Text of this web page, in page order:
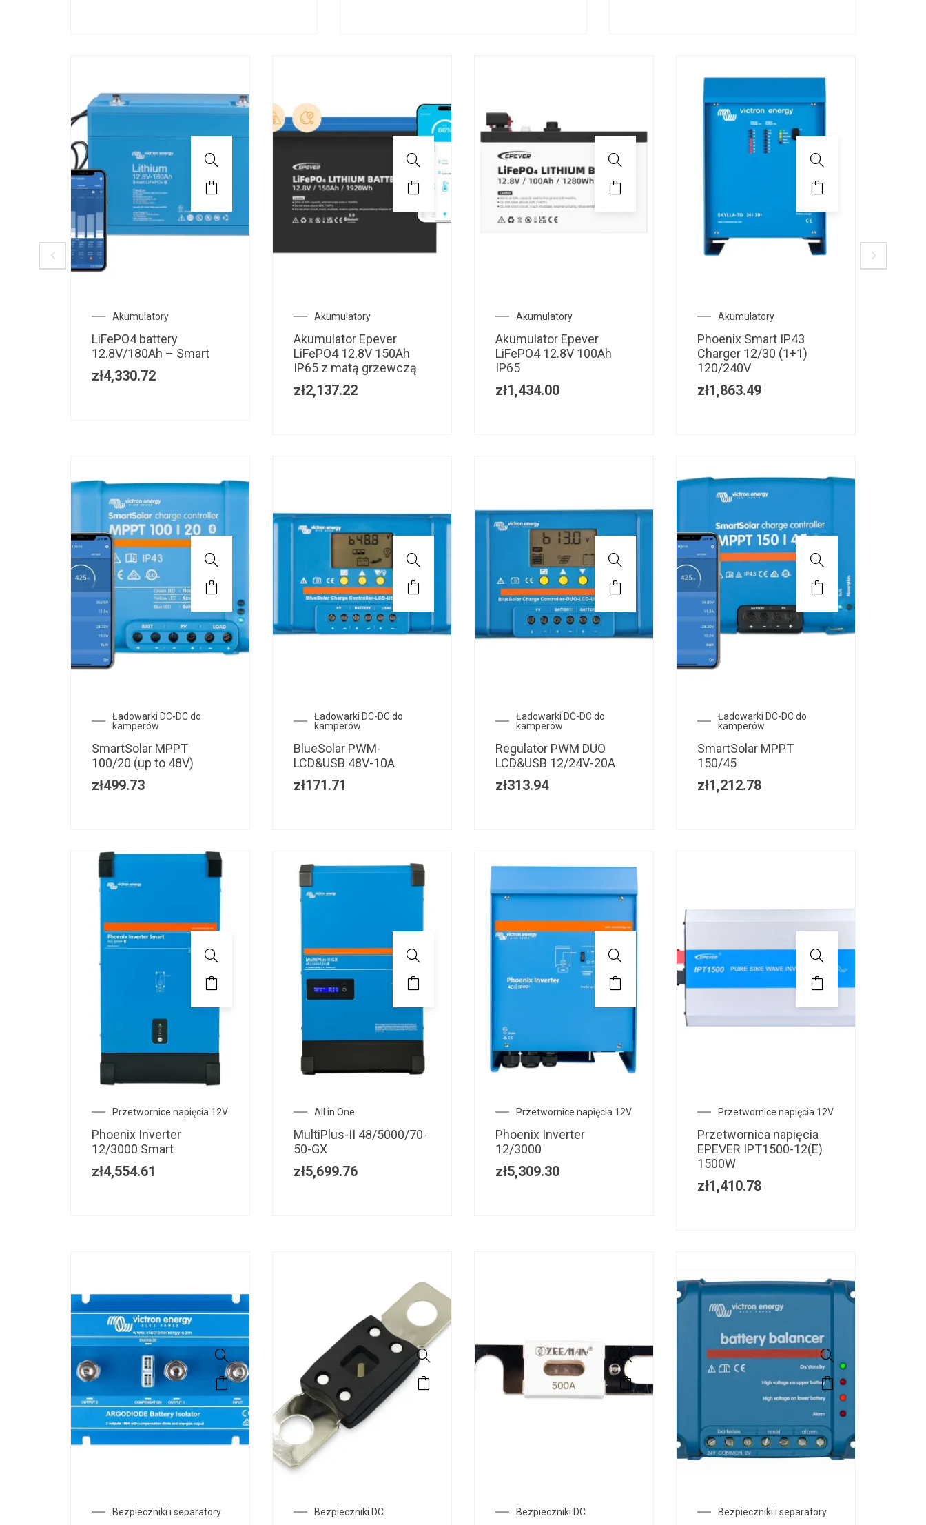
Akumulatory
LiFePO4 battery
12.8V/180Ah – Smart
zł4,330.72
Akumulatory
Akumulator Epever
LiFePO4 12.8V 150Ah
IP65 z matą grzewczą
zł2,137.22
Akumulatory
Akumulator Epever
LiFePO4 12.8V 100Ah
IP65
zł1,434.00
Akumulatory
Phoenix Smart IP43
Charger 12/30 (1+1)
120/240V
zł1,863.49
Ładowarki DC-DC do
kamperów
SmartSolar MPPT
100/20 (up to 48V)
zł499.73
Ładowarki DC-DC do
kamperów
BlueSolar PWM-
LCD&USB 48V-10A
zł171.71
Ładowarki DC-DC do
kamperów
Regulator PWM DUO
LCD&USB 12/24V-20A
zł313.94
Ładowarki DC-DC do
kamperów
SmartSolar MPPT
150/45
zł1,212.78
Przetwornice napięcia 12V
Phoenix Inverter
12/3000 Smart
zł4,554.61
All in One
MultiPlus-II 48/5000/70-
50-GX
zł5,699.76
Przetwornice napięcia 12V
Phoenix Inverter
12/3000
zł5,309.30
Przetwornice napięcia 12V
Przetwornica napięcia
EPEVER IPT1500-12(E)
1500W
zł1,410.78
Bezpieczniki i separatory Bezpieczniki DC Bezpieczniki DC Bezpieczniki i separatory